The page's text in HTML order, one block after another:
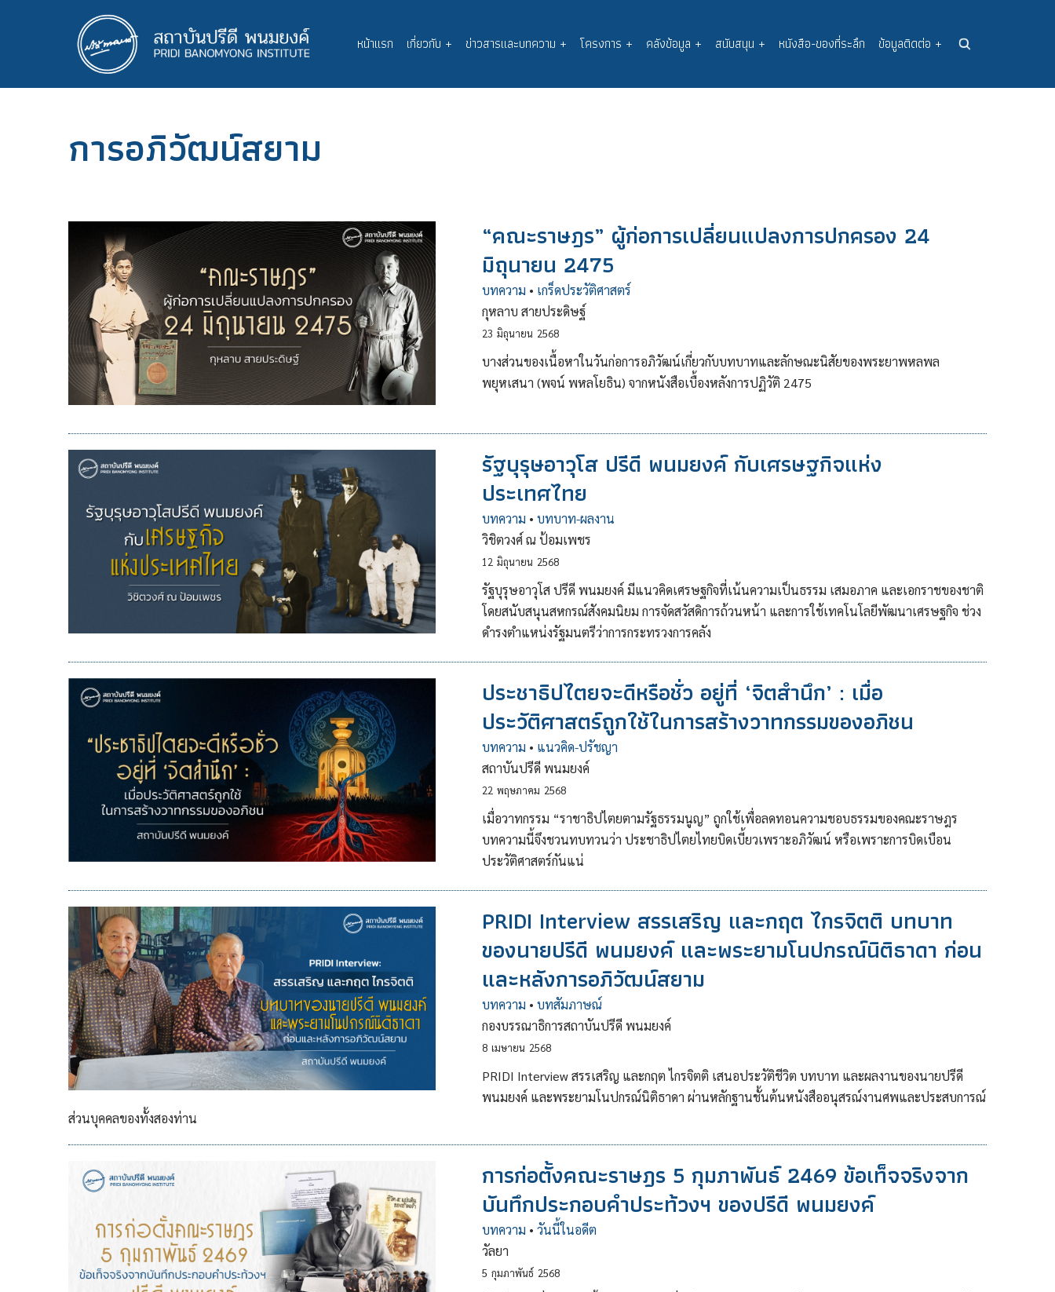
Main
navigation
หน้าแรก เกี่ยวกับ + ข่าวสารและบทความ + โครงการ + คลังข้อมูล + สนับสนุน + หนังสือ-ของที่ระลึก ข้อมูลติดต่อ +
การอภิวัฒน์สยาม
“คณะราษฎร” ผู้ก่อการเปลี่ยนแปลงการปกครอง 24
มิถุนายน 2475
บทความ • เกร็ดประวัติศาสตร์
กุหลาบ สายประดิษฐ์
23 มิถุนายน 2568
บางส่วนของเนื้อหาในวันก่อการอภิวัฒน์เกี่ยวกับบทบาทและลักษณะนิสัยของพระยาพหลพล
พยุหเสนา (พจน์ พหลโยธิน) จากหนังสือเบื้องหลังการปฏิวัติ 2475
รัฐบุรุษอาวุโส ปรีดี พนมยงค์ กับเศรษฐกิจแห่ง
ประเทศไทย
บทความ • บทบาท-ผลงาน
วิชิตวงศ์ ณ ป้อมเพชร
12 มิถุนายน 2568
รัฐบุรุษอาวุโส ปรีดี พนมยงค์ มีแนวคิดเศรษฐกิจที่เน้นความเป็นธรรม เสมอภาค และเอกราชของชาติ
โดยสนับสนุนสหกรณ์สังคมนิยม การจัดสวัสดิการถ้วนหน้า และการใช้เทคโนโลยีพัฒนาเศรษฐกิจ ช่วง
ดำรงตำแหน่งรัฐมนตรีว่าการกระทรวงการคลัง
ประชาธิปไตยจะดีหรือชั่ว อยู่ที่ ‘จิตสำนึก’ : เมื่อ
ประวัติศาสตร์ถูกใช้ในการสร้างวาทกรรมของอภิชน
บทความ • แนวคิด-ปรัชญา
สถาบันปรีดี พนมยงค์
22 พฤษภาคม 2568
เมื่อวาทกรรม “ราชาธิปไตยตามรัฐธรรมนูญ” ถูกใช้เพื่อลดทอนความชอบธรรมของคณะราษฎร
บทความนี้จึงชวนทบทวนว่า ประชาธิปไตยไทยบิดเบี้ยวเพราะอภิวัฒน์ หรือเพราะการบิดเบือน
ประวัติศาสตร์กันแน่
PRIDI Interview สรรเสริญ และกฤต ไกรจิตติ บทบาท
ของนายปรีดี พนมยงค์ และพระยามโนปกรณ์นิติธาดา ก่อน
และหลังการอภิวัฒน์สยาม
บทความ • บทสัมภาษณ์
กองบรรณาธิการสถาบันปรีดี พนมยงค์
8 เมษายน 2568
PRIDI Interview สรรเสริญ และกฤต ไกรจิตติ เสนอประวัติชีวิต บทบาท และผลงานของนายปรีดี
พนมยงค์ และพระยามโนปกรณ์นิติธาดา ผ่านหลักฐานชั้นต้นหนังสืออนุสรณ์งานศพและประสบการณ์
ส่วนบุคคลของทั้งสองท่าน
การก่อตั้งคณะราษฎร 5 กุมภาพันธ์ 2469 ข้อเท็จจริงจาก
บันทึกประกอบคำประท้วงฯ ของปรีดี พนมยงค์
บทความ • วันนี้ในอดีต
วัลยา
5 กุมภาพันธ์ 2568